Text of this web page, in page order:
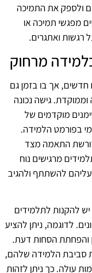
ולספק את התמיכה
מפגשי תמיכה או
רגשות ואתגרים.
מרחוק
אך בו בזמן גם
גישה נכונה
סימנים מוקדמים של
בפורמט הלמידה.
התאמה מצד
מרגישים נוח
להשתתף ולהגיב
יש להקנות לתלמידים
לדוגמה, ניתן להציע
והפחתת הסחות דעת.
סביבת הלמידה שלהם,
עולה. כך ניתן לזהות